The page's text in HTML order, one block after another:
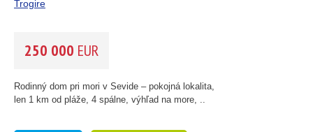
1
250 000 EUR
Rodinný dom pri mori v Sevide – pokojná lokalita,
len 1 km od pláže, 4 spálne, výhľad na more, ..